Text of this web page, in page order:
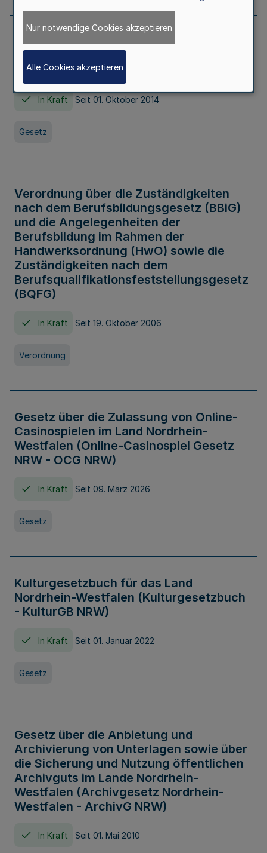
Gesetz über die Hochschulen des Landes
Nordrhein-Westfalen (Hochschulgesetz -
HG)
In Kraft Seit 01. Oktober 2014
Gesetz
Verordnung über die Zuständigkeiten
nach dem Berufsbildungsgesetz (BBiG)
und die Angelegenheiten der
Berufsbildung im Rahmen der
Handwerksordnung (HwO) sowie die
Zuständigkeiten nach dem
Berufsqualifikationsfeststellungsgesetz
(BQFG)
In Kraft Seit 19. Oktober 2006
Verordnung
Gesetz über die Zulassung von Online-
Casinospielen im Land Nordrhein-
Westfalen (Online-Casinospiel Gesetz
NRW - OCG NRW)
In Kraft Seit 09. März 2026
Gesetz
Kulturgesetzbuch für das Land
Nordrhein-Westfalen (Kulturgesetzbuch
- KulturGB NRW)
In Kraft Seit 01. Januar 2022
Gesetz
Gesetz über die Anbietung und
Archivierung von Unterlagen sowie über
die Sicherung und Nutzung öffentlichen
Archivguts im Lande Nordrhein-
Westfalen (Archivgesetz Nordrhein-
Westfalen - ArchivG NRW)
In Kraft Seit 01. Mai 2010
Nur notwendige Cookies akzeptieren
Alle Cookies akzeptieren